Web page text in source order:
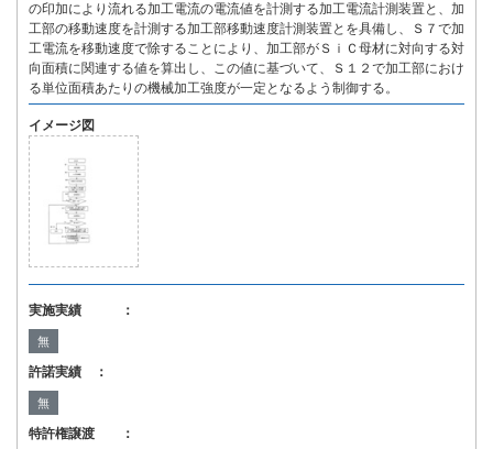
の印加により流れる加工電流の電流値を計測する加工電流計測装置と、加
工部の移動速度を計測する加工部移動速度計測装置とを具備し、Ｓ７で加
工電流を移動速度で除することにより、加工部がＳｉＣ母材に対向する対
向面積に関連する値を算出し、この値に基づいて、Ｓ１２で加工部におけ
る単位面積あたりの機械加工強度が一定となるよう制御する。
イメージ図
実施実績 ：
無
許諾実績 ：
無
特許権譲渡 ：